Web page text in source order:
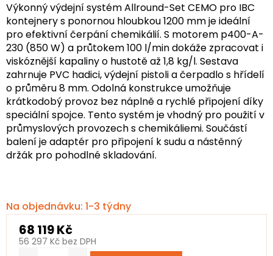
Výkonný výdejní systém Allround-Set CEMO pro IBC
kontejnery s ponornou hloubkou 1200 mm je ideální
pro efektivní čerpání chemikálií. S motorem p400-A-
230 (850 W) a průtokem 100 l/min dokáže zpracovat i
viskóznější kapaliny o hustotě až 1,8 kg/l. Sestava
zahrnuje PVC hadici, výdejní pistoli a čerpadlo s hřídelí
o průměru 8 mm. Odolná konstrukce umožňuje
krátkodobý provoz bez náplně a rychlé připojení díky
speciální spojce. Tento systém je vhodný pro použití v
průmyslových provozech s chemikáliemi. Součástí
balení je adaptér pro připojení k sudu a nástěnný
držák pro pohodlné skladování.
Na objednávku: 1-3 týdny
68 119 Kč
56 297 Kč bez DPH